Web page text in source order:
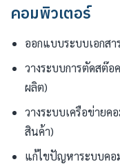
คอมพิวเตอร์
ออกแบบระบบเอกส
วางระบบการตัดสต๊
ผลิต)
วางระบบเครือข่าย
สินค้า)
แก้ไขปัญหาระบบค